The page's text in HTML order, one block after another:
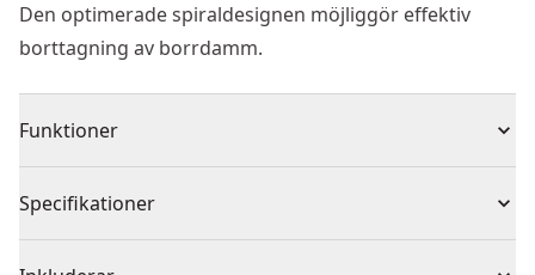
Den optimerade spiraldesignen möjliggör effektiv
borttagning av borrdamm.
Funktioner
är bland de bästa när det gäller hastighet, livslängd
Specifikationer